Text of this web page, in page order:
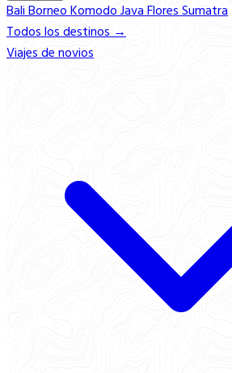
BaliBorneoKomodoJavaFloresSumatra
Todos los destinos →
Viajes de novios